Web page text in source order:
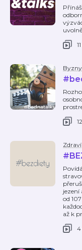
Zdraví
od
až k
4